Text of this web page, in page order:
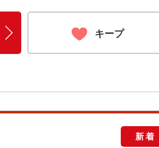
キープ
新着